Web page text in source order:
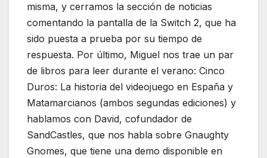
misma, y cerramos la sección de noticias
comentando la pantalla de la Switch 2, que ha
sido puesta a prueba por su tiempo de
respuesta. Por último, Miguel nos trae un par
de libros para leer durante el verano: Cinco
Duros: La historia del videojuego en España y
Matamarcianos (ambos segundas ediciones) y
hablamos con David, cofundador de
SandCastles, que nos habla sobre Gnaughty
Gnomes, que tiene una demo disponible en